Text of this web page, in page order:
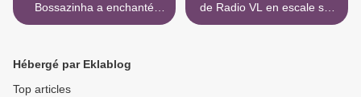
Bossazinha a enchanté
l'Oustau
de Radio VL en escale sur
le port ce mercredi >
Hébergé par Eklablog
Top articles